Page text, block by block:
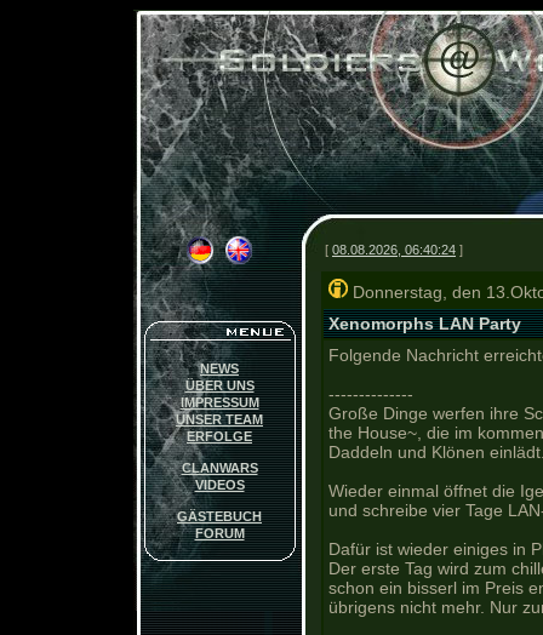
[ 08.08.2026, 06:40:24 ]
NEWS
ÜBER UNS
IMPRESSUM
UNSER TEAM
ERFOLGE
CLANWARS
VIDEOS
GÄSTEBUCH
FORUM
Donnerstag, den
Xenomorphs LAN Party
Folgende Nachricht
--------------
Große Dinge werfen ihre
the House~, die im
Daddeln und Klönen
Wieder einmal öffnet die
und schreibe vier Tage
Dafür ist wieder einiges in
Der erste Tag wird zum
schon ein bisserl im Preis
übrigens nicht mehr. Nur